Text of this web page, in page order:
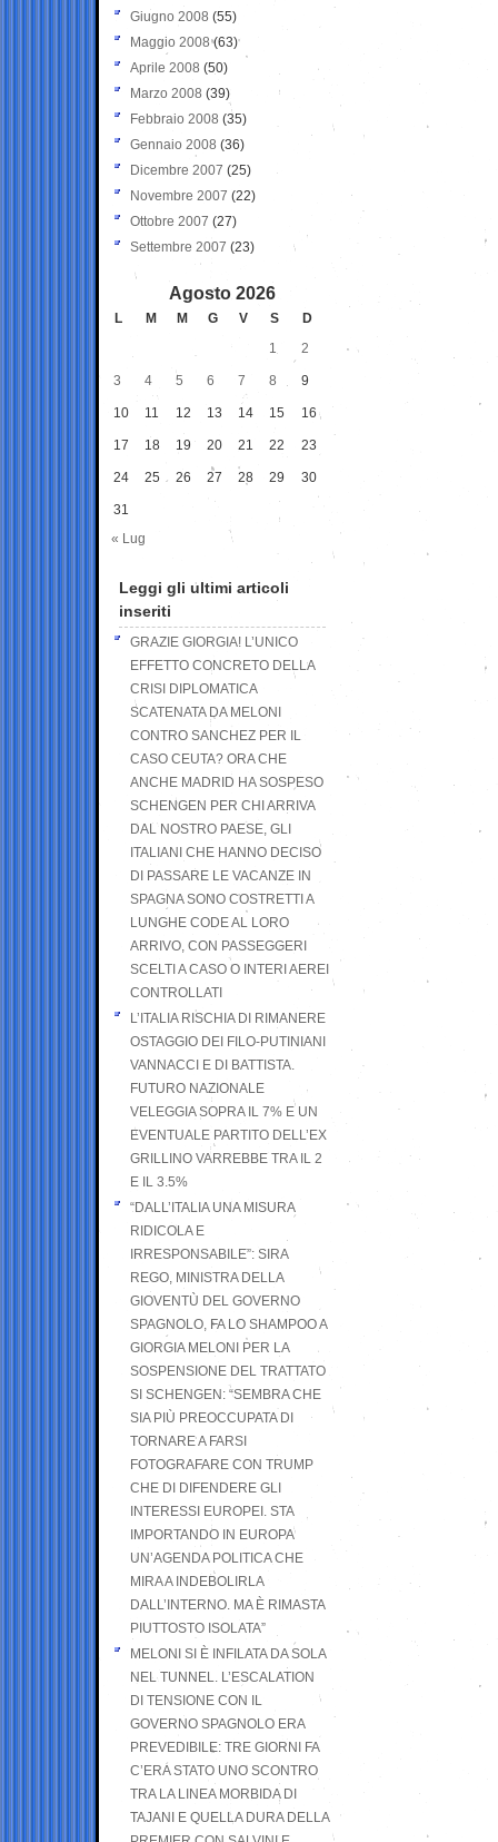
Giugno 2008 (55)
Maggio 2008(63)
Aprile 2008 (50)
Marzo 2008 (39)
Febbraio 2008 (35)
Gennaio 2008 (36)
Dicembre 2007 (25)
Novembre 2007 (22)
Ottobre 2007 (27)
Settembre 2007 (23)
Agosto 2026
L M M G V S
D
1
2
3 4 5 6 7 8 9
10 11 12 13 14 15 16
17 18 19 20 21 22 23
24 25 26 27 28 29 30
31
« Lug
Leggi gli ultimi articoli
inseriti
GRAZIE GIORGIA! L’UNICO
EFFETTO CONCRETO DELLA
CRISI DIPLOMATICA
SCATENATA DA MELONI
CONTRO SANCHEZ PER IL
CASO CEUTA? ORA CHE
ANCHE MADRID HA SOSPESO
SCHENGEN PER CHI ARRIVA
DAL NOSTRO PAESE, GLI
ITALIANI CHE HANNO DECISO
DI PASSARE LE VACANZE IN
SPAGNA SONO COSTRETTI A
LUNGHE CODE AL LORO
ARRIVO, CON PASSEGGERI
SCELTI A CASO O INTERI AEREI
CONTROLLATI
L’ITALIA RISCHIA DI RIMANERE
OSTAGGIO DEI FILO-PUTINIANI
VANNACCI E DI BATTISTA.
FUTURO NAZIONALE
VELEGGIA SOPRA IL 7% E UN
EVENTUALE PARTITO DELL’EX
GRILLINO VARREBBE TRA IL 2
E IL 3.5%
“DALL’ITALIA UNA MISURA
RIDICOLA E
IRRESPONSABILE”: SIRA
REGO, MINISTRA DELLA
GIOVENTÙ DEL GOVERNO
SPAGNOLO, FA LO SHAMPOO A
GIORGIA MELONI PER LA
SOSPENSIONE DEL TRATTATO
SI SCHENGEN: “SEMBRA CHE
SIA PIÙ PREOCCUPATA DI
TORNARE A FARSI
FOTOGRAFARE CON TRUMP
CHE DI DIFENDERE GLI
INTERESSI EUROPEI. STA
IMPORTANDO IN EUROPA
UN’AGENDA POLITICA CHE
MIRA A INDEBOLIRLA
DALL’INTERNO. MA È RIMASTA
PIUTTOSTO ISOLATA”
MELONI SI È INFILATA DA SOLA
NEL TUNNEL. L’ESCALATION
DI TENSIONE CON IL
GOVERNO SPAGNOLO ERA
PREVEDIBILE: TRE GIORNI FA
C’ERA STATO UNO SCONTRO
TRA LA LINEA MORBIDA DI
TAJANI E QUELLA DURA DELLA